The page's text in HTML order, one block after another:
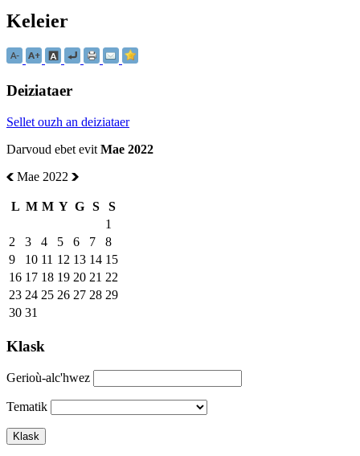
Keleier
Deiziataer
Sellet ouzh an deiziataer
Darvoud ebet evit Mae 2022
Mae 2022
L M M Y G S
S
1
2
3 4 5 6 7
8
9
10 11 12 13 14 15
16 17 18 19 20 21 22
23 24 25 26 27 28 29
30 31
Klask
Gerioù-alc'hwez
Tematik